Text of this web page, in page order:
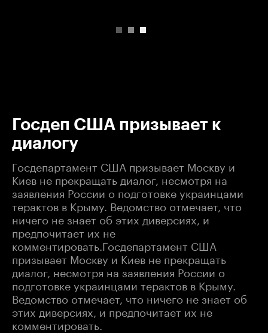
Госдеп США призывает к
диалогу
Госдепартамент США призывает Москву и
Киев не прекращать диалог, несмотря на
заявления России о подготовке украинцами
терактов в Крыму. Ведомство отмечает, что
ничего не знает об этих диверсиях, и
предпочитает их не
комментировать.Госдепартамент США
призывает Москву и Киев не прекращать
диалог, несмотря на заявления России о
подготовке украинцами терактов в Крыму.
Ведомство отмечает, что ничего не знает об
этих диверсиях, и предпочитает их не
комментировать.